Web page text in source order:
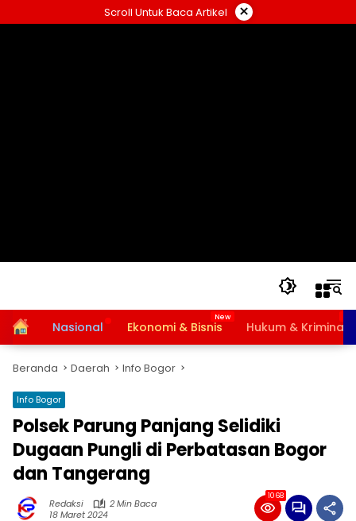
ke
Scroll Untuk Baca Artikel ×
HomeNasional Ekonomi & Bisnis Hukum & Kriminal
Beranda Daerah Info Bogor
Info Bogor
Polsek Parung Panjang Selidiki
Dugaan Pungli di Perbatasan Bogor
dan Tangerang
Redaksi
2 Min Baca
18 Maret 2024
1068